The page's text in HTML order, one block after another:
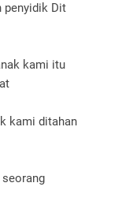
penyidik Dit
kami itu
kami ditahan